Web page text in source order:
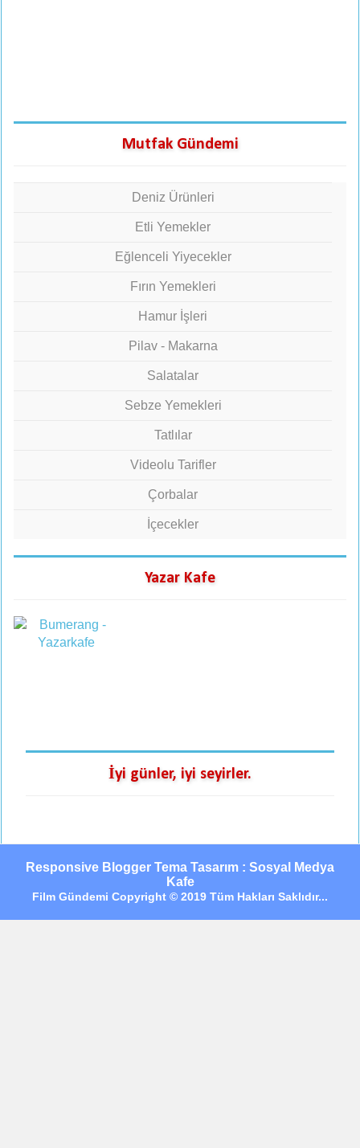
Mutfak Gündemi
Deniz Ürünleri
Etli Yemekler
Eğlenceli Yiyecekler
Fırın Yemekleri
Hamur İşleri
Pilav - Makarna
Salatalar
Sebze Yemekleri
Tatlılar
Videolu Tarifler
Çorbalar
İçecekler
Yazar Kafe
İyi günler, iyi seyirler.
Responsive Blogger Tema Tasarım : Sosyal Medya
Kafe
Film Gündemi Copyright © 2019 Tüm Hakları Saklıdır...